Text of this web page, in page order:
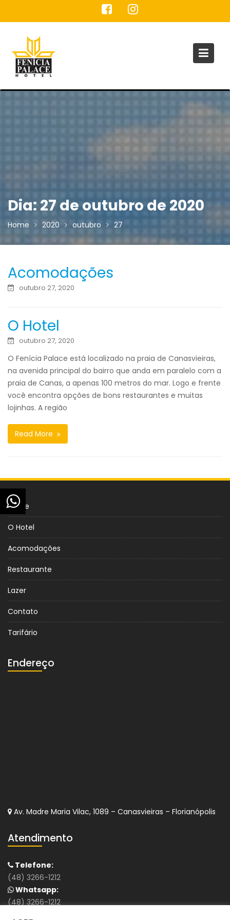
Dia: 27 de outubro de 2020
Home 2020 outubro 27
Acomodações
outubro 27, 2020
O Hotel
outubro 27, 2020
O Fenícia Palace está localizado na praia de Canasvieiras,
na avenida principal do bairro que anda em paralelo com a
praia de Canas, a apenas 100 metros do mar. Logo e frente
você encontra opções de bons restaurantes e muitas
lojinhas. A região
Read More
Home
O Hotel
Acomodações
Restaurante
Lazer
Contato
Tarifário
Endereço
Av. Madre Maria Vilac, 1089 – Canasvieiras – Florianópolis
Atendimento
Telefone:
(48) 3266-1212
Whatsapp:
(48) 3266-1212